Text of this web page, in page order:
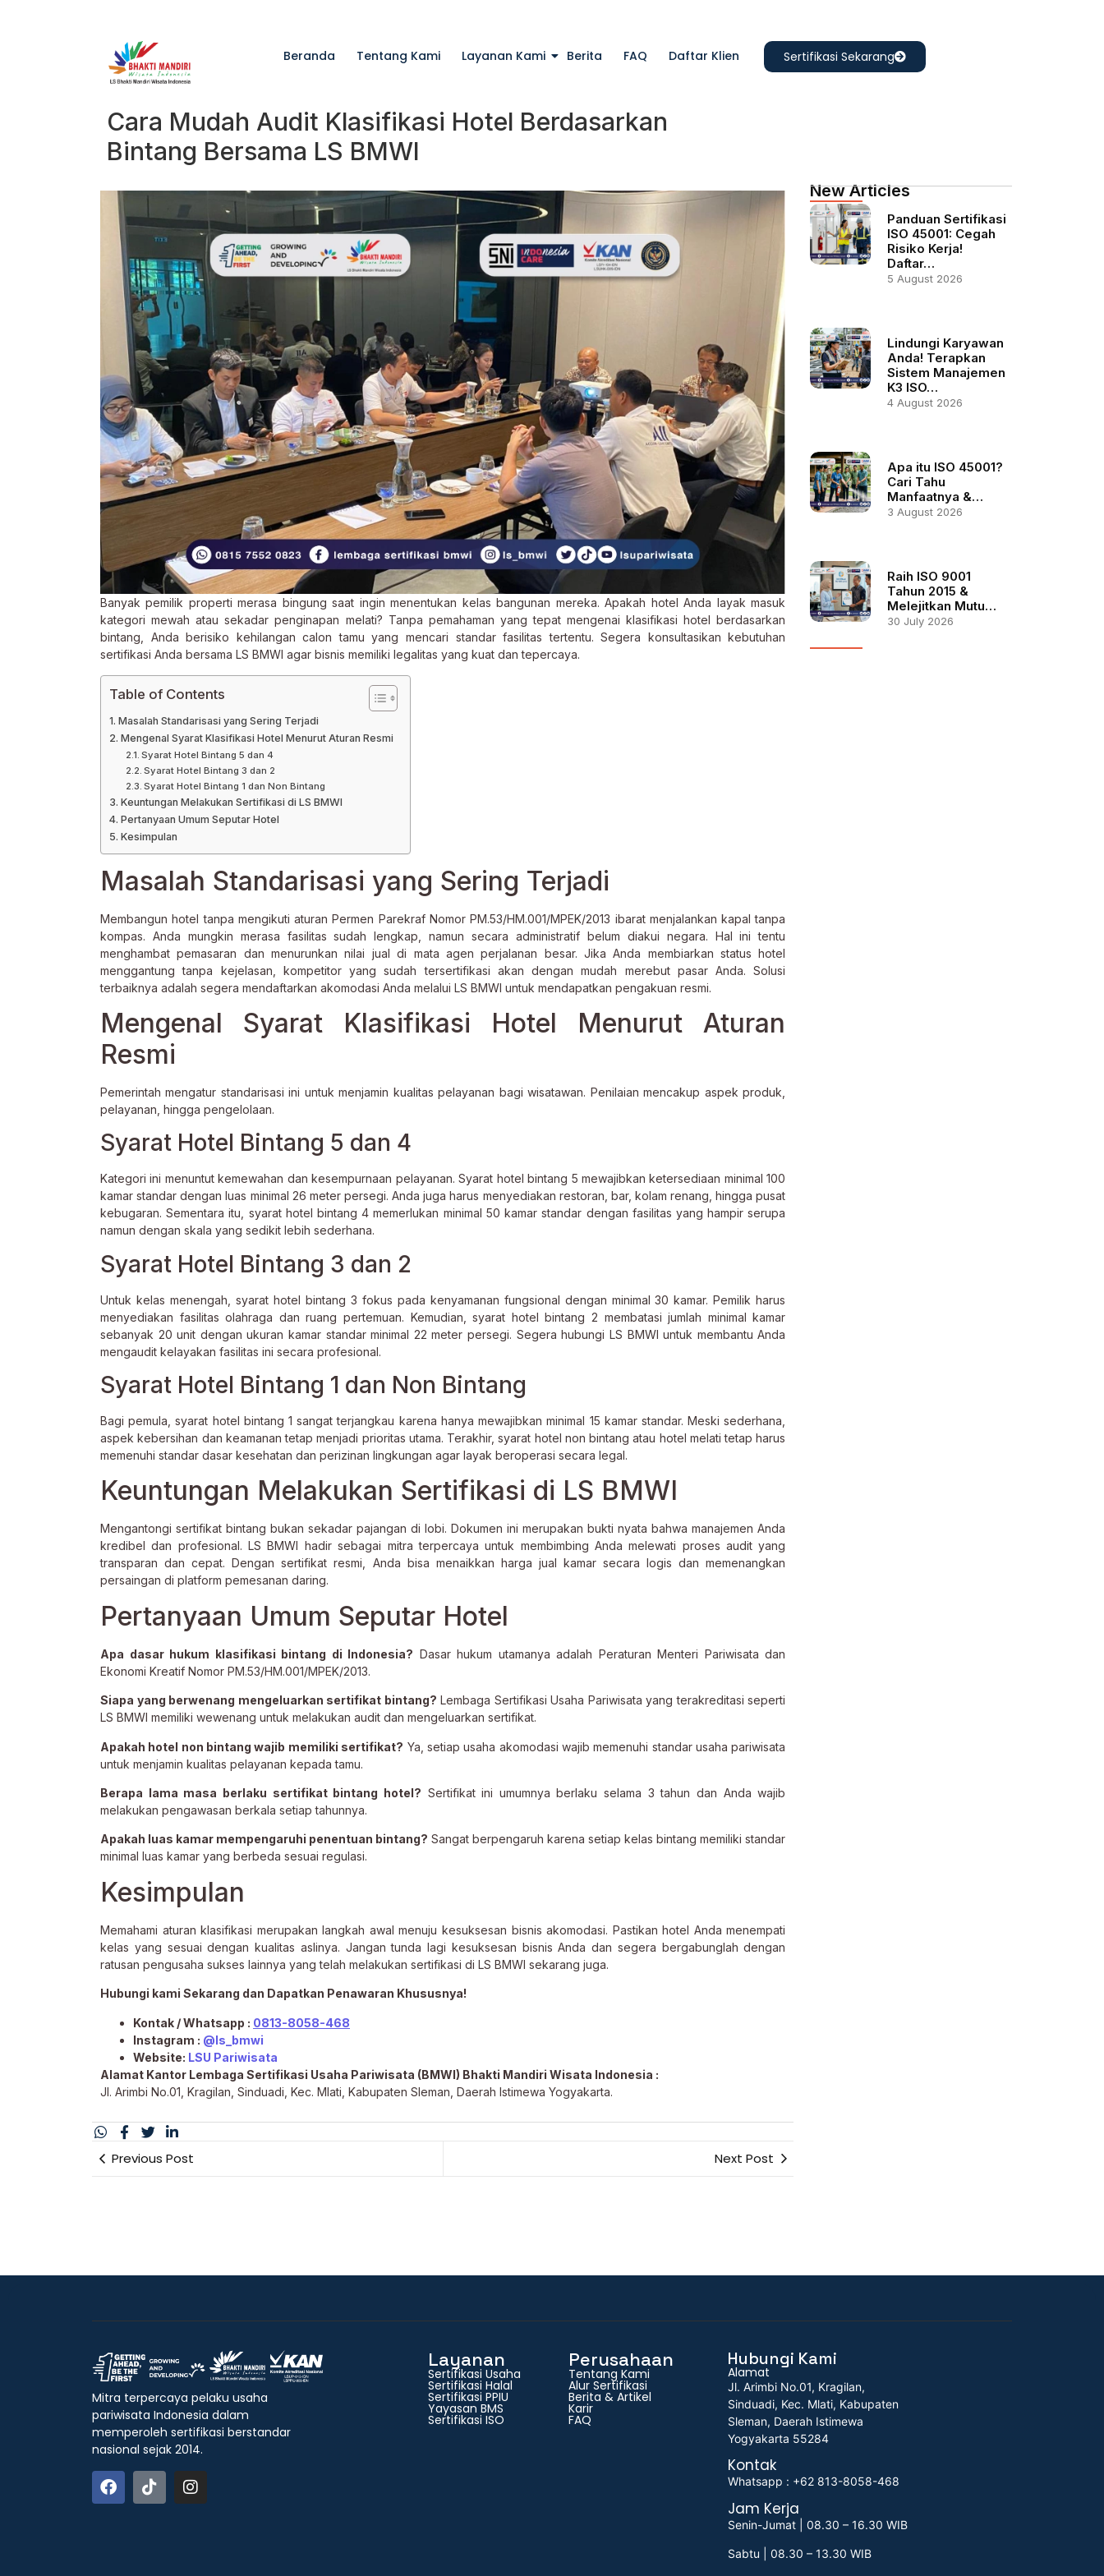
Beranda Tentang Kami Layanan Kami Berita FAQ Daftar Klien Sertifikasi Sekarang
Cara Mudah Audit Klasifikasi Hotel Berdasarkan
Bintang Bersama LS BMWI
Banyak pemilik properti merasa bingung saat ingin menentukan kelas bangunan mereka. Apakah hotel Anda layak masuk
kategori mewah atau sekadar penginapan melati? Tanpa pemahaman yang tepat mengenai klasifikasi hotel berdasarkan
bintang, Anda berisiko kehilangan calon tamu yang mencari standar fasilitas tertentu. Segera konsultasikan kebutuhan
sertifikasi Anda bersama LS BMWI agar bisnis memiliki legalitas yang kuat dan tepercaya.
Table of Contents
Masalah Standarisasi yang Sering Terjadi
Mengenal Syarat Klasifikasi Hotel Menurut Aturan Resmi
Syarat Hotel Bintang 5 dan 4
Syarat Hotel Bintang 3 dan 2
Syarat Hotel Bintang 1 dan Non Bintang
Keuntungan Melakukan Sertifikasi di LS BMWI
Pertanyaan Umum Seputar Hotel
Kesimpulan
Masalah Standarisasi yang Sering Terjadi
Membangun hotel tanpa mengikuti aturan Permen Parekraf Nomor PM.53/HM.001/MPEK/2013 ibarat menjalankan kapal tanpa
kompas. Anda mungkin merasa fasilitas sudah lengkap, namun secara administratif belum diakui negara. Hal ini tentu
menghambat pemasaran dan menurunkan nilai jual di mata agen perjalanan besar. Jika Anda membiarkan status hotel
menggantung tanpa kejelasan, kompetitor yang sudah tersertifikasi akan dengan mudah merebut pasar Anda. Solusi
terbaiknya adalah segera mendaftarkan akomodasi Anda melalui LS BMWI untuk mendapatkan pengakuan resmi.
Mengenal Syarat Klasifikasi Hotel Menurut Aturan
Resmi
Pemerintah mengatur standarisasi ini untuk menjamin kualitas pelayanan bagi wisatawan. Penilaian mencakup aspek produk,
pelayanan, hingga pengelolaan.
Syarat Hotel Bintang 5 dan 4
Kategori ini menuntut kemewahan dan kesempurnaan pelayanan. Syarat hotel bintang 5 mewajibkan ketersediaan minimal 100
kamar standar dengan luas minimal 26 meter persegi. Anda juga harus menyediakan restoran, bar, kolam renang, hingga pusat
kebugaran. Sementara itu, syarat hotel bintang 4 memerlukan minimal 50 kamar standar dengan fasilitas yang hampir serupa
namun dengan skala yang sedikit lebih sederhana.
Syarat Hotel Bintang 3 dan 2
Untuk kelas menengah, syarat hotel bintang 3 fokus pada kenyamanan fungsional dengan minimal 30 kamar. Pemilik harus
menyediakan fasilitas olahraga dan ruang pertemuan. Kemudian, syarat hotel bintang 2 membatasi jumlah minimal kamar
sebanyak 20 unit dengan ukuran kamar standar minimal 22 meter persegi. Segera hubungi LS BMWI untuk membantu Anda
mengaudit kelayakan fasilitas ini secara profesional.
Syarat Hotel Bintang 1 dan Non Bintang
Bagi pemula, syarat hotel bintang 1 sangat terjangkau karena hanya mewajibkan minimal 15 kamar standar. Meski sederhana,
aspek kebersihan dan keamanan tetap menjadi prioritas utama. Terakhir, syarat hotel non bintang atau hotel melati tetap harus
memenuhi standar dasar kesehatan dan perizinan lingkungan agar layak beroperasi secara legal.
Keuntungan Melakukan Sertifikasi di LS BMWI
Mengantongi sertifikat bintang bukan sekadar pajangan di lobi. Dokumen ini merupakan bukti nyata bahwa manajemen Anda
kredibel dan profesional. LS BMWI hadir sebagai mitra terpercaya untuk membimbing Anda melewati proses audit yang
transparan dan cepat. Dengan sertifikat resmi, Anda bisa menaikkan harga jual kamar secara logis dan memenangkan
persaingan di platform pemesanan daring.
Pertanyaan Umum Seputar Hotel
Apa dasar hukum klasifikasi bintang di Indonesia? Dasar hukum utamanya adalah Peraturan Menteri Pariwisata dan
Ekonomi Kreatif Nomor PM.53/HM.001/MPEK/2013.
Siapa yang berwenang mengeluarkan sertifikat bintang? Lembaga Sertifikasi Usaha Pariwisata yang terakreditasi seperti
LS BMWI memiliki wewenang untuk melakukan audit dan mengeluarkan sertifikat.
Apakah hotel non bintang wajib memiliki sertifikat? Ya, setiap usaha akomodasi wajib memenuhi standar usaha pariwisata
untuk menjamin kualitas pelayanan kepada tamu.
Berapa lama masa berlaku sertifikat bintang hotel? Sertifikat ini umumnya berlaku selama 3 tahun dan Anda wajib
melakukan pengawasan berkala setiap tahunnya.
Apakah luas kamar mempengaruhi penentuan bintang? Sangat berpengaruh karena setiap kelas bintang memiliki standar
minimal luas kamar yang berbeda sesuai regulasi.
Kesimpulan
Memahami aturan klasifikasi merupakan langkah awal menuju kesuksesan bisnis akomodasi. Pastikan hotel Anda menempati
kelas yang sesuai dengan kualitas aslinya. Jangan tunda lagi kesuksesan bisnis Anda dan segera bergabunglah dengan
ratusan pengusaha sukses lainnya yang telah melakukan sertifikasi di LS BMWI sekarang juga.
Hubungi kami Sekarang dan Dapatkan Penawaran Khususnya!
Kontak / Whatsapp : 0813-8058-468
Instagram : @ls_bmwi
Website: LSU Pariwisata
Alamat Kantor Lembaga Sertifikasi Usaha Pariwisata (BMWI) Bhakti Mandiri Wisata Indonesia :
Jl. Arimbi No.01, Kragilan, Sinduadi, Kec. Mlati, Kabupaten Sleman, Daerah Istimewa Yogyakarta.
Previous Post Next Post
New Articles
Panduan Sertifikasi
ISO 45001: Cegah
Risiko Kerja!
Daftar…
5 August 2026
Lindungi Karyawan
Anda! Terapkan
Sistem Manajemen
K3 ISO…
4 August 2026
Apa itu ISO 45001?
Cari Tahu
Manfaatnya &…
3 August 2026
Raih ISO 9001
Tahun 2015 &
Melejitkan Mutu…
30 July 2026
Mitra terpercaya pelaku usaha
pariwisata Indonesia dalam
memperoleh sertifikasi berstandar
nasional sejak 2014.
Layanan
Sertifikasi Usaha
Sertifikasi Halal
Sertifikasi PPIU
Yayasan BMS
Sertifikasi ISO
Perusahaan
Tentang Kami
Alur Sertifikasi
Berita & Artikel
Karir
FAQ
Hubungi Kami
Alamat
Jl. Arimbi No.01, Kragilan,
Sinduadi, Kec. Mlati, Kabupaten
Sleman, Daerah Istimewa
Yogyakarta 55284
Kontak
Whatsapp : +62 813-8058-468
Jam Kerja
Senin-Jumat | 08.30 – 16.30 WIB
Sabtu | 08.30 – 13.30 WIB